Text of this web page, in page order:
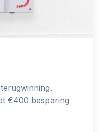
€400 besparing